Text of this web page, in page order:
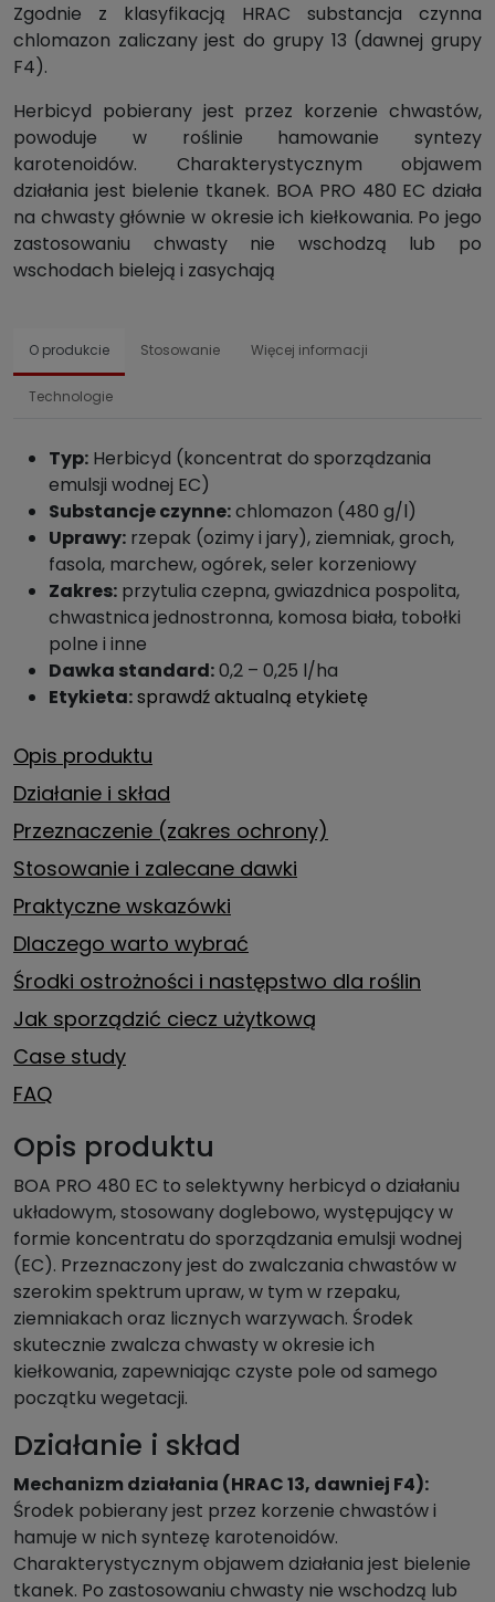
Zgodnie z klasyfikacją HRAC substancja czynna
chlomazon zaliczany jest do grupy 13 (dawnej grupy
F4).
Herbicyd pobierany jest przez korzenie chwastów,
powoduje w roślinie hamowanie syntezy
karotenoidów. Charakterystycznym objawem
działania jest bielenie tkanek. BOA PRO 480 EC działa
na chwasty głównie w okresie ich kiełkowania. Po jego
zastosowaniu chwasty nie wschodzą lub po
wschodach bieleją i zasychają
O produkcie Stosowanie Więcej informacji
Technologie
Typ: Herbicyd (koncentrat do sporządzania
emulsji wodnej EC)
Substancje czynne:chlomazon (480 g/l)
Uprawy: rzepak (ozimy i jary), ziemniak, groch,
fasola, marchew, ogórek, seler korzeniowy
Zakres: przytulia czepna, gwiazdnica pospolita,
chwastnica jednostronna, komosa biała, tobołki
polne i inne
Dawka standard:0,2 – 0,25 l/ha
Etykieta:sprawdź aktualną etykietę
Opis produktu
Działanie i skład
Przeznaczenie (zakres ochrony)
Stosowanie i zalecane dawki
Praktyczne wskazówki
Dlaczego warto wybrać
Środki ostrożności i następstwo dla roślin
Jak sporządzić ciecz użytkową
Case study
FAQ
Opis produktu
BOA PRO 480 EC to selektywny herbicyd o działaniu
układowym, stosowany doglebowo, występujący w
formie koncentratu do sporządzania emulsji wodnej
(EC). Przeznaczony jest do zwalczania chwastów w
szerokim spektrum upraw, w tym w rzepaku,
ziemniakach oraz licznych warzywach. Środek
skutecznie zwalcza chwasty w okresie ich
kiełkowania, zapewniając czyste pole od samego
początku wegetacji.
Działanie i skład
Mechanizm działania (HRAC 13, dawniej F4):
Środek pobierany jest przez korzenie chwastów i
hamuje w nich syntezę karotenoidów.
Charakterystycznym objawem działania jest bielenie
tkanek. Po zastosowaniu chwasty nie wschodzą lub